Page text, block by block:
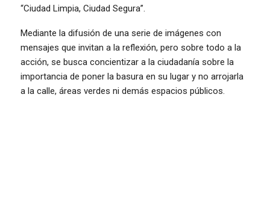
“Ciudad Limpia, Ciudad Segura”.
Mediante la difusión de una serie de imágenes con
mensajes que invitan a la reflexión, pero sobre todo a la
acción, se busca concientizar a la ciudadanía sobre la
importancia de poner la basura en su lugar y no arrojarla
a la calle, áreas verdes ni demás espacios públicos.